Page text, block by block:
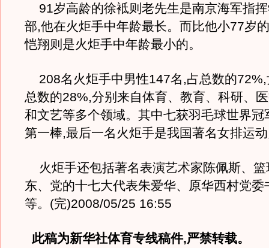
91岁高龄的徐袛则老先生是南京海军指
部,他在火炬手中年龄最长。而比他小77岁
恺翔则是火炬手中年龄最小的。
208名火炬手中男性147名,占总数的72%,
总数的28%,分别来自体育、教育、科研、
和文艺等多个领域。其中七获羽毛球世界冠
第一棒,最后一名火炬手是我国著名女排运
火炬手还包括著名表演艺术家陈佩斯、篮
东、党的十七大代表朱爱华、原华西村党委
等。(完)2008/05/25 16:55
此稿为新华社体育专线稿件,严禁转载。